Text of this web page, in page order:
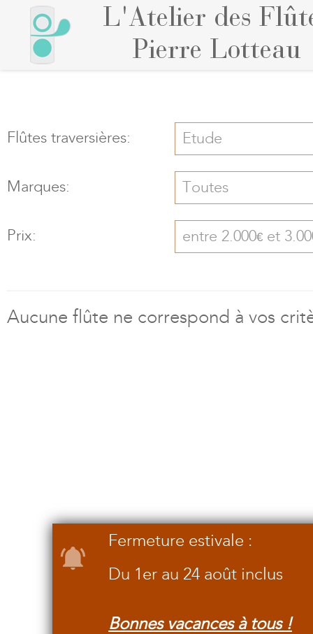
L'Atelier des
Pierre Lotteau
Flûtes traversières: Etude
Marques: Toutes
Prix: entre 2.000€ et
Aucune flûte ne correspond à vos
Fermeture estivale :
Du 1er au 24 août inclus
Bonnes vacances à tous !